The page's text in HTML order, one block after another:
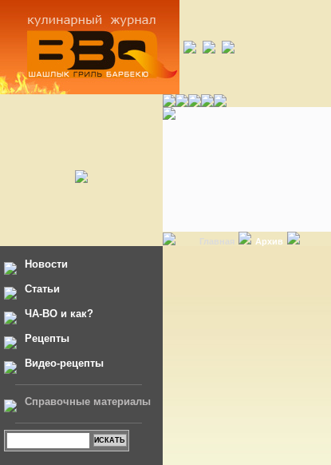
Главная Архив
Новости
Статьи
ЧА-ВО и как?
Рецепты
Видео-рецепты
Справочные материалы